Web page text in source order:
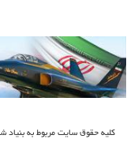
کلیه حقوق سایت مربوط به بنیاد